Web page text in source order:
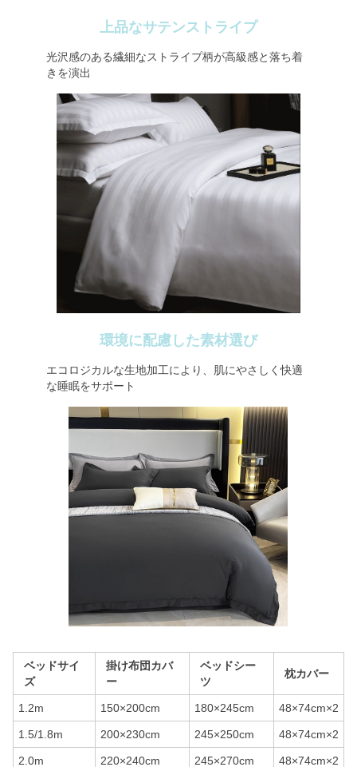
上品なサテンストライプ
光沢感のある繊細なストライプ柄が高級感と落ち着
きを演出
環境に配慮した素材選び
エコロジカルな生地加工により、肌にやさしく快適
な睡眠をサポート
ベッドサイ
ズ
掛け布団カバ
ー
ベッドシー
ツ
枕カバー
1.2m 150×200cm 180×245cm 48×74cm×2
1.5/1.8m 200×230cm 245×250cm 48×74cm×2
2.0m 220×240cm 245×270cm 48×74cm×2